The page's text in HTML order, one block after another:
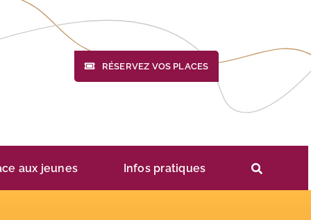
RÉSERVEZ VOS PLACES
aux jeunes Infos pratiques